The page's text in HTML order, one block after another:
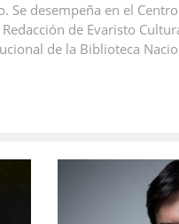
Se desempeña en el
de Evaristo
de la Biblioteca